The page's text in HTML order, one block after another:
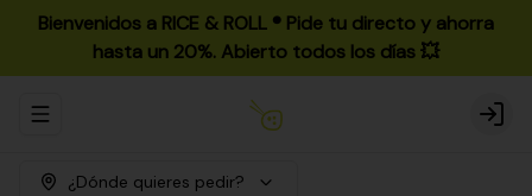
Bienvenidos a RICE & ROLL ®️ Pide tu directo y ahorra
hasta un 20%. Abierto todos los días 💥
Abrir menu de navegación Login
¿Dónde quieres pedir?